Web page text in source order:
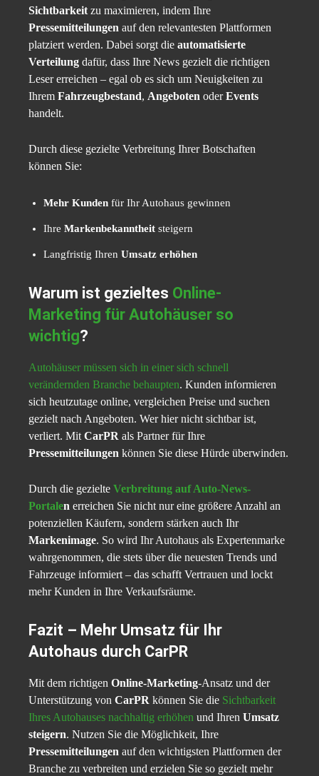
Sichtbarkeit zu maximieren, indem Ihre
Pressemitteilungen auf den relevantesten Plattformen
platziert werden. Dabei sorgt die automatisierte
Verteilung dafür, dass Ihre News gezielt die richtigen
Leser erreichen – egal ob es sich um Neuigkeiten zu
Ihrem Fahrzeugbestand, Angeboten oderEvents
handelt.
Durch diese gezielte Verbreitung Ihrer Botschaften
können Sie:
Mehr Kunden für Ihr Autohaus gewinnen
Ihre Markenbekanntheit steigern
Langfristig Ihren Umsatz erhöhen
Warum ist gezieltes Online-
Marketing für Autohäuser so
wichtig?
Autohäuser müssen sich in einer sich schnell
verändernden Branche behaupten. Kunden informieren
sich heutzutage online, vergleichen Preise und suchen
gezielt nach Angeboten. Wer hier nicht sichtbar ist,
verliert. Mit CarPR als Partner für Ihre
Pressemitteilungen können Sie diese Hürde überwinden.
Durch die gezielte Verbreitung auf Auto-News-
Portalen erreichen Sie nicht nur eine größere Anzahl an
potenziellen Käufern, sondern stärken auch Ihr
Markenimage. So wird Ihr Autohaus als Expertenmarke
wahrgenommen, die stets über die neuesten Trends und
Fahrzeuge informiert – das schafft Vertrauen und lockt
mehr Kunden in Ihre Verkaufsräume.
Fazit – Mehr Umsatz für Ihr
Autohaus durch CarPR
Mit dem richtigen Online-Marketing-Ansatz und der
Unterstützung von CarPR können Sie die Sichtbarkeit
Ihres Autohauses nachhaltig erhöhen und Ihren Umsatz
steigern. Nutzen Sie die Möglichkeit, Ihre
Pressemitteilungen auf den wichtigsten Plattformen der
Branche zu verbreiten und erzielen Sie so gezielt mehr